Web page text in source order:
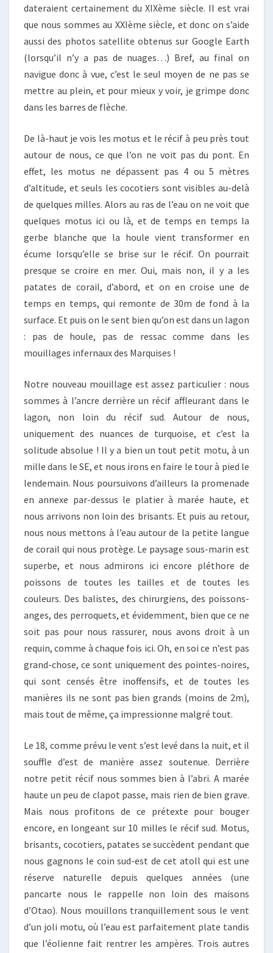
dateraient certainement du XIXème siècle. Il est vrai
que nous sommes au XXIème siècle, et donc on s’aide
aussi des photos satellite obtenus sur Google Earth
(lorsqu’il n’y a pas de nuages…) Bref, au final on
navigue donc à vue, c’est le seul moyen de ne pas se
mettre au plein, et pour mieux y voir, je grimpe donc
dans les barres de flèche.
De là-haut je vois les motus et le récif à peu près tout
autour de nous, ce que l’on ne voit pas du pont. En
effet, les motus ne dépassent pas 4 ou 5 mètres
d’altitude, et seuls les cocotiers sont visibles au-delà
de quelques milles. Alors au ras de l’eau on ne voit que
quelques motus ici ou là, et de temps en temps la
gerbe blanche que la houle vient transformer en
écume lorsqu’elle se brise sur le récif. On pourrait
presque se croire en mer. Oui, mais non, il y a les
patates de corail, d’abord, et on en croise une de
temps en temps, qui remonte de 30m de fond à la
surface. Et puis on le sent bien qu’on est dans un lagon
: pas de houle, pas de ressac comme dans les
mouillages infernaux des Marquises !
Notre nouveau mouillage est assez particulier : nous
sommes à l’ancre derrière un récif affleurant dans le
lagon, non loin du récif sud. Autour de nous,
uniquement des nuances de turquoise, et c’est la
solitude absolue ! Il y a bien un tout petit motu, à un
mille dans le SE, et nous irons en faire le tour à pied le
lendemain. Nous poursuivons d’ailleurs la promenade
en annexe par-dessus le platier à marée haute, et
nous arrivons non loin des brisants. Et puis au retour,
nous nous mettons à l’eau autour de la petite langue
de corail qui nous protège. Le paysage sous-marin est
superbe, et nous admirons ici encore pléthore de
poissons de toutes les tailles et de toutes les
couleurs. Des balistes, des chirurgiens, des poissons-
anges, des perroquets, et évidemment, bien que ce ne
soit pas pour nous rassurer, nous avons droit à un
requin, comme à chaque fois ici. Oh, en soi ce n’est pas
grand-chose, ce sont uniquement des pointes-noires,
qui sont censés être inoffensifs, et de toutes les
manières ils ne sont pas bien grands (moins de 2m),
mais tout de même, ça impressionne malgré tout.
Le 18, comme prévu le vent s’est levé dans la nuit, et il
souffle d’est de manière assez soutenue. Derrière
notre petit récif nous sommes bien à l’abri. A marée
haute un peu de clapot passe, mais rien de bien grave.
Mais nous profitons de ce prétexte pour bouger
encore, en longeant sur 10 milles le récif sud. Motus,
brisants, cocotiers, patates se succèdent pendant que
nous gagnons le coin sud-est de cet atoll qui est une
réserve naturelle depuis quelques années (une
pancarte nous le rappelle non loin des maisons
d’Otao). Nous mouillons tranquillement sous le vent
d’un joli motu, où l’eau est parfaitement plate tandis
que l’éolienne fait rentrer les ampères. Trois autres